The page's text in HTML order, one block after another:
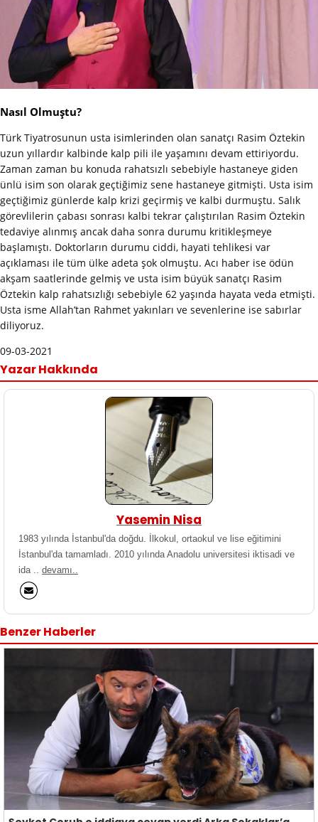
Nasıl Olmuştu?
Türk Tiyatrosunun usta isimlerinden olan sanatçı Rasim Öztekin
uzun yıllardır kalbinde kalp pili ile yaşamını devam ettiriyordu.
Zaman zaman bu konuda rahatsızlı sebebiyle hastaneye giden
ünlü isim son olarak geçtiğimiz sene hastaneye gitmişti. Usta isim
geçtiğimiz günlerde kalp krizi geçirmiş ve kalbi durmuştu. Salık
görevlilerin çabası sonrası kalbi tekrar çalıştırılan Rasim Öztekin
tedaviye alınmış ancak daha sonra durumu kritikleşmeye
başlamıştı. Doktorların durumu ciddi, hayati tehlikesi var
açıklaması ile tüm ülke adeta şok olmuştu. Acı haber ise ödün
akşam saatlerinde gelmiş ve usta isim büyük sanatçı Rasim
Öztekin kalp rahatsızlığı sebebiyle 62 yaşında hayata veda etmişti.
Usta isme Allah’tan Rahmet yakınları ve sevenlerine ise sabırlar
diliyoruz.
09-03-2021
Yazar Hakkında
Yasemin Nisa
1983 yılında İstanbul'da doğdu. İlkokul, ortaokul ve lise eğitimini
İstanbul'da tamamladı. 2010 yılında Anadolu universitesi iktisadi ve
ida .. devamı..
Benzer Haberler